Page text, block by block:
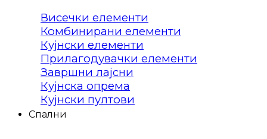
Висечки елементи
Комбинирани елементи
Кујнски елементи
Прилагодувачки елементи
Завршни лајсни
Кујнска опрема
Кујнски пултови
Спални